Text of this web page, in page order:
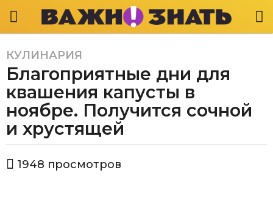
4
г
д
а
a
o
4
КУЛИНАРИЯ
Благоприятные дни для
квашения капусты в
ноябре. Получится сочной
и хрустящей
в
1948 просмотров